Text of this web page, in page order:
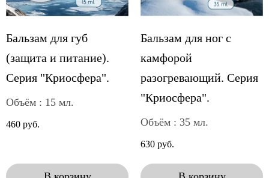
Бальзам для губ
(защита и питание).
Серия "Криосфера".
Объём : 15 мл.
460 руб.
Бальзам для ног с
камфорой
разогревающий. Серия
"Криосфера".
Объём : 35 мл.
630 руб.